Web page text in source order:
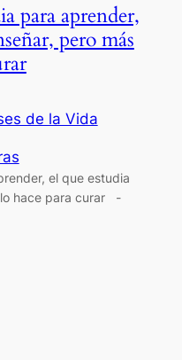
para aprender,
pero más
de la Vida
el que estudia
lo hace para curar -